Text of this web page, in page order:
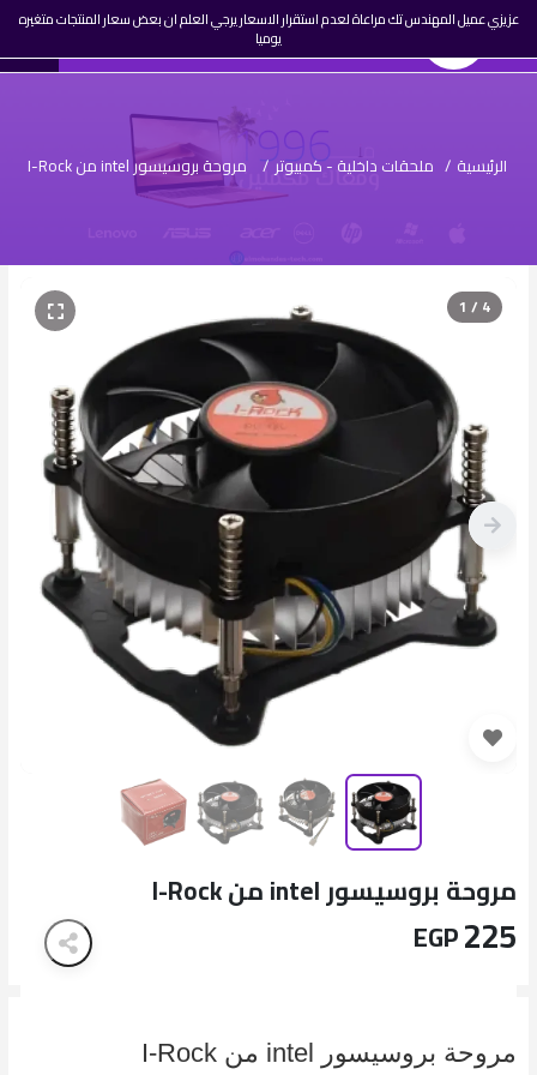
عزيزي عميل المهندس تك مراعاة لعدم استقرار الاسعار يرجي العلم ان بعض سعار المنتجات متغيره
يوميا
☰ المهندس تك
AR
تسجيل
0
الرئيسية / ملحقات داخلية - كمبيوتر / مروحة بروسيسور intel من I-Rock
1 / 4
مروحة بروسيسور intel من I-Rock
225
EGP
مروحة بروسيسور intel من I-Rock